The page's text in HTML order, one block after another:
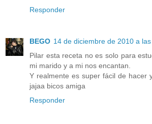
Responder
BEGO 14 de diciembre de 2010 a
Pilar esta receta no es solo para
mi marido y a mi nos encantan.
Y realmente es super fácil de hacer
jajaa bicos amiga
Responder